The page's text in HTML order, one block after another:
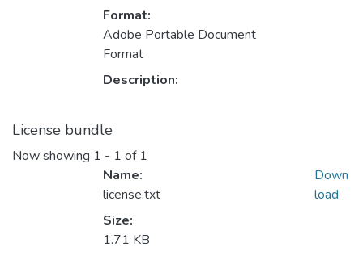
Format:
Adobe Portable Document
Format
Description:
License bundle
Now showing 1 - 1 of 1
Name:
license.txt
Size:
1.71 KB
Down
load